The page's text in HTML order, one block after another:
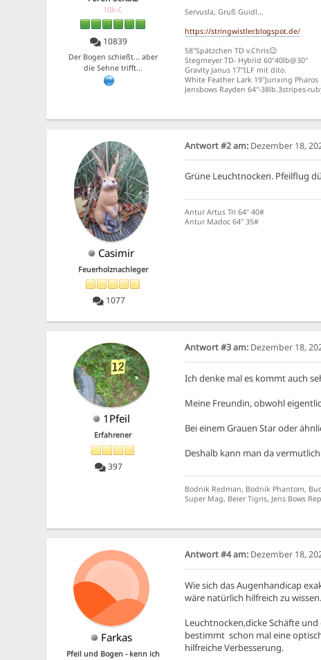
10k-C
10839
Der Bogen schießt... aber
die Sehne trifft...
Servusla, Gruß Guidl...
https://stringwistler.blogspot.de/
58"Spätzchen TD v.Chris😉
Stegmeyer TD- Hybrid 60"40lb@30"
Gravity Janus 17"ILF mit dito.
White Feather Lark 19"Junxing Pharos
Jensbows Rayden 64"-38lb.3stripes-
Casimir
Feuerholznachleger
1077
Antwort #2 am:Dezember 18,
Grüne Leuchtnocken. Pfeilflug
Antur Artus Tri 64" 40#
Antur Madoc 64" 35#
1Pfeil
Erfahrener
397
Antwort #3 am:Dezember 18,
Ich denke mal es kommt auch
Meine Freundin, obwohl
Bei einem Grauen Star oder
Deshalb kann man da
Bodnik Redman, Bodnik Phantom,
Super Mag, Beier Tigris, Jens Bows
Farkas
Pfeil und Bogen - kenn ich
Antwort #4 am:Dezember 18,
Wie sich das Augenhandicap
wäre natürlich hilfreich zu
Leuchtnocken,dicke Schäfte
bestimmt schon mal eine
hilfreiche Verbesserung.